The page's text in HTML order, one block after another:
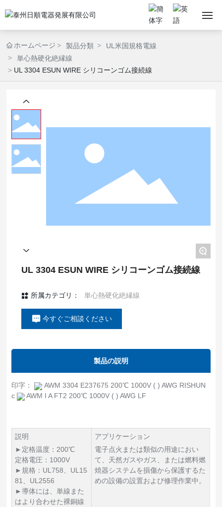
ホームページ
会社概要
技術サポート
ニュース
お問い合わせ
ホームページ 製品分類
UL米国規格電線
単心熱硬化絶縁線
UL 3304 ESUN WIRE シリコーンゴム接続線
+
UL 3304 ESUN WIRE シリコーンゴム接続線
所属カテゴリ： 単心熱硬化絶縁線
今すぐご相談ください
製品の説明
印字：
AWM 3304 E237675 200℃ 1000V ( ) AWG RISHUN
c
AWM I A FT2 200℃ 1000V ( ) AWG LF
説明
►定格温度：200℃
定格電圧：1000V
►規格：UL758、UL15
81、UL2556
►導体には、単線また
はより合わせた裸銅線
アプリケーション
電子点火または類似の用途におい
て、天然ガスやガス、または燃料燃
焼器システムを損傷から保護するた
めの設備の設置および修理作業中。